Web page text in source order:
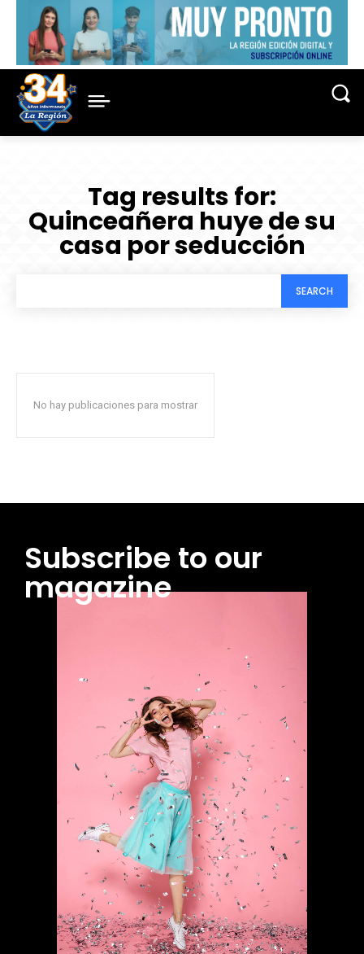
Tag results for:
Quinceañera huye de su
casa por seducción
SEARCH
No hay publicaciones para mostrar
Subscribe to our
magazine